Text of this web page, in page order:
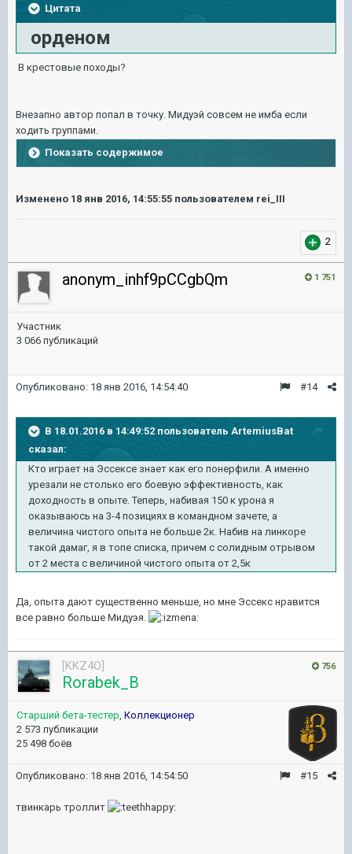
Цитата
орденом
В крестовые походы?
Внезапно автор попал в точку. Мидуэй совсем не имба если
ходить группами.
Показать содержимое
Изменено 18 янв 2016, 14:55:55 пользователем rei_III
2
1 751
anonym_inhf9pCCgbQm
Участник
3 066 публикаций
#14
Опубликовано: 18 янв 2016, 14:54:40
В 18.01.2016 в 14:49:52 пользователь ArtemiusBat
сказал:
Кто играет на Эссексе знает как его понерфили. А именно
урезали не столько его боевую эффективность, как
доходность в опыте. Теперь, набивая 150 к урона я
оказываюсь на 3-4 позициях в командном зачете, а
величина чистого опыта не больше 2к. Набив на линкоре
такой дамаг, я в топе списка, причем с солидным отрывом
от 2 места с величиной чистого опыта от 2,5к
Да, опыта дают существенно меньше, но мне Эссекс нравится
все равно больше Мидуэя.
756
[KKZ4O]
Rorabek_B
Старший бета-тестер Коллекционер
2 573 публикации
25 498 боёв
#15
Опубликовано: 18 янв 2016, 14:54:50
твинкарь троллит